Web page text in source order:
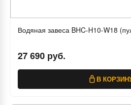
Водяная завеса BHC-H10-W18
27 690 руб.
В